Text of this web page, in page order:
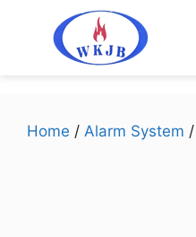
Home / Alarm System